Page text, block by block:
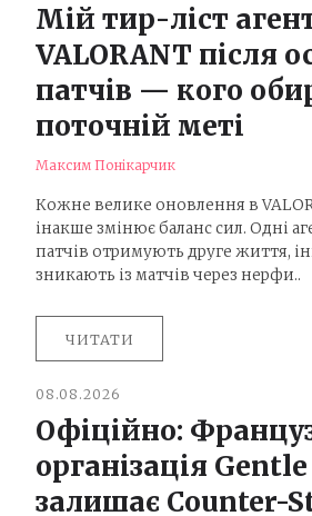
Мій тир-ліст
VALORANT після
патчів — кого
поточній меті
Максим Понікарчик
Кожне велике оновлення в
інакше змінює баланс сил. Одні
патчів отримують друге життя,
зникають із матчів через нерфи..
ЧИТАТИ
08.08.2026
Офіційно:
організація
залишає Counter-